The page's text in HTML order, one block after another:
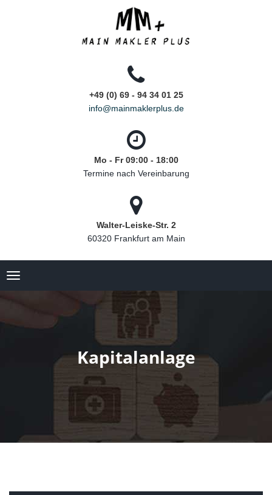
+49 (0) 69 - 94 34 01 25
info@mainmaklerplus.de
Mo - Fr 09:00 - 18:00
Termine nach Vereinbarung
Walter-Leiske-Str. 2
60320 Frankfurt am Main
Kapitalanlage